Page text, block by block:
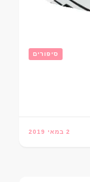
סיפורים
2 במאי 2019